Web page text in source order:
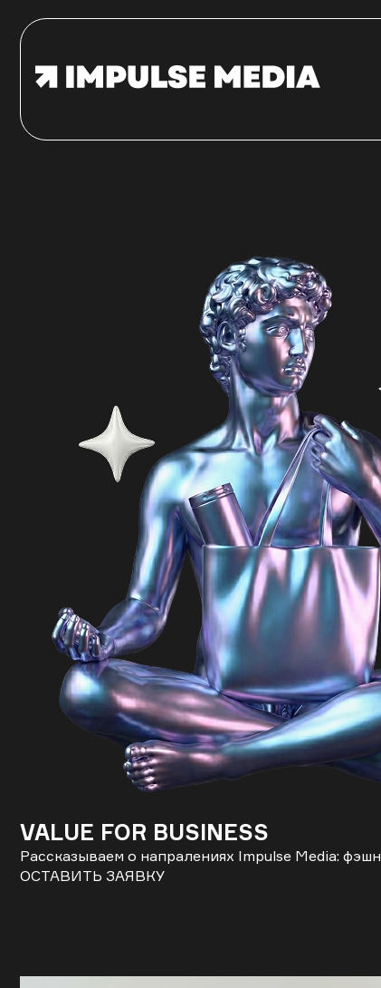
VALUE FOR BUSINESS
Рассказываем о напралениях Impulse Media:
ОСТАВИТЬ ЗАЯВКУ